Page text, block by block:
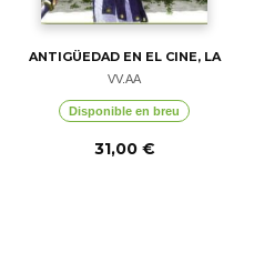
ANTIGÜEDAD EN EL CINE, LA
VV.AA
Disponible en breu
31,00 €